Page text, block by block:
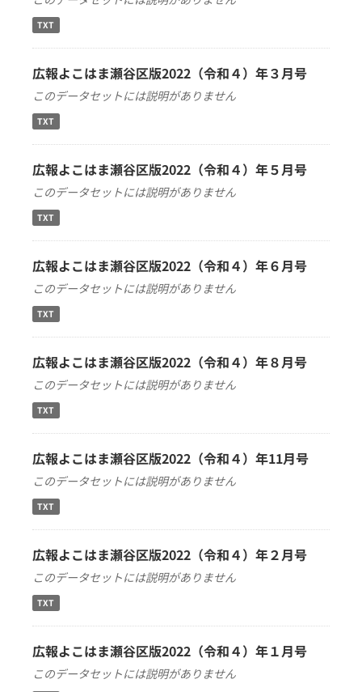
TXT
広報よこはま瀬谷区版2022（令和４）年３月号
このデータセットには説明がありません
TXT
広報よこはま瀬谷区版2022（令和４）年５月号
このデータセットには説明がありません
TXT
広報よこはま瀬谷区版2022（令和４）年６月号
このデータセットには説明がありません
TXT
広報よこはま瀬谷区版2022（令和４）年８月号
このデータセットには説明がありません
TXT
広報よこはま瀬谷区版2022（令和４）年11月号
このデータセットには説明がありません
TXT
広報よこはま瀬谷区版2022（令和４）年２月号
このデータセットには説明がありません
TXT
広報よこはま瀬谷区版2022（令和４）年１月号
このデータセットには説明がありません